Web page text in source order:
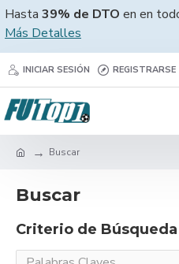
Hasta 39% de DTO en en
Más Detalles
INICIAR SESIÓN REGISTRARSE
Buscar
Buscar
Criterio de Búsqueda